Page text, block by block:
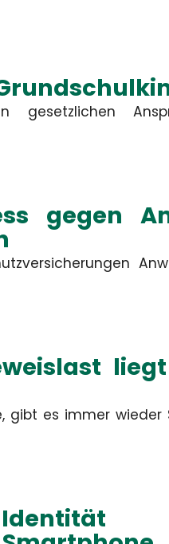
gesetzlichen
gegen
gibt es immer wieder
MEHR
Hausnummer